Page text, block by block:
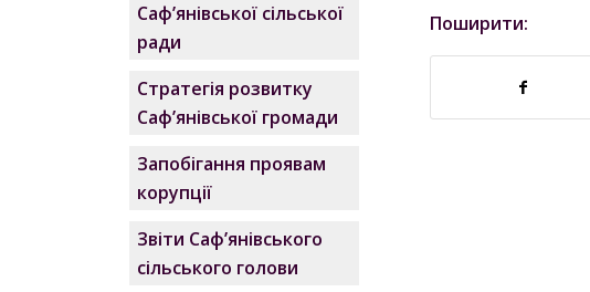
Поширити:
Саф’янівської сільської
ради
Стратегія розвитку
Саф’янівської громади
Запобігання проявам
корупції
Звіти Саф’янівського
сільського голови